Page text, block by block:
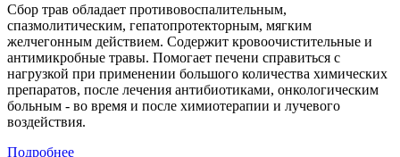
Сбор трав обладает противовоспалительным,
спазмолитическим, гепатопротекторным, мягким
желчегонным действием. Содержит кровоочистительные и
антимикробные травы. Помогает печени справиться с
нагрузкой при применении большого количества химических
препаратов, после лечения антибиотиками, онкологическим
больным - во время и после химиотерапии и лучевого
воздействия.
Подробнее